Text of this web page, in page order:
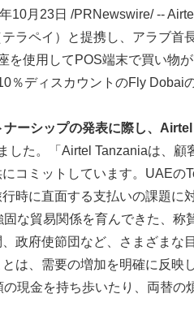
10月23日 /PRNewswire/ --
ラペイ）と提携し、アラブ首
を使用してPOS端末で買い物
％ディスカウントのFly Dobai
ーシップの発表に際し、
した。「Airtel Tanzaniaは、顧
コミットしています。UAEの
時に直面する支払いの課題に
な貿易関係を育んできた、称
政府使節団など、さまざまな
は、需要の増加を明確に反映
現金を持ち歩いたり、両替の